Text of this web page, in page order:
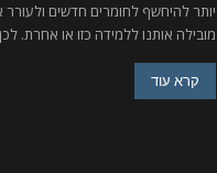
יותר להיחשף לחומרים חדשים
מובילה אותנו ללמידה כזו או אחרת.
קרא עוד